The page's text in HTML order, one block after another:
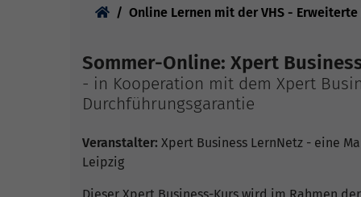
Online Lernen mit der VHS -
Sommer-Online: Xpert
- in Kooperation mit dem Xpert
Durchführungsgarantie
Veranstalter: Xpert Business LernNetz - eine
Leipzig